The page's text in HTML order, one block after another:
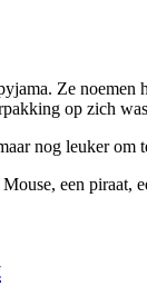
Ze
op zich
nog leuker
een